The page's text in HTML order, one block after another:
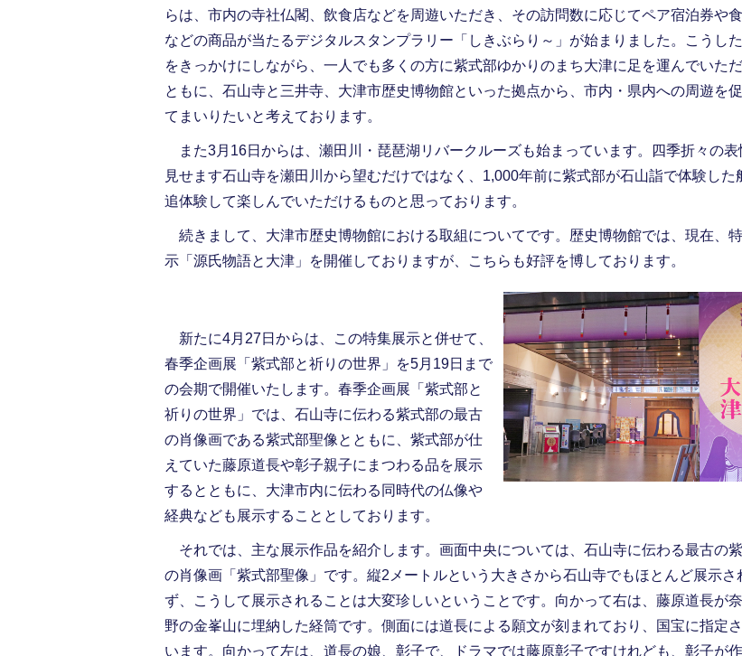
らは、市内の寺社仏閣、飲食店などを周遊いただき、その訪問数に応じてペア宿泊券や
などの商品が当たるデジタルスタンプラリー「しきぶらり～」が始まりました。こうし
をきっかけにしながら、一人でも多くの方に紫式部ゆかりのまち大津に足を運んでいた
ともに、石山寺と三井寺、大津市歴史博物館といった拠点から、市内・県内への周遊を
てまいりたいと考えております。
また3月16日からは、瀬田川・琵琶湖リバークルーズも始まっています。四季折々の表
見せます石山寺を瀬田川から望むだけではなく、1,000年前に紫式部が石山詣で体験した
追体験して楽しんでいただけるものと思っております。
続きまして、大津市歴史博物館における取組についてです。歴史博物館では、現在、
示「源氏物語と大津」を開催しておりますが、こちらも好評を博しております。
新たに4月27日からは、この特集展示と併せて、
春季企画展「紫式部と祈りの世界」を5月19日まで
の会期で開催いたします。春季企画展「紫式部と
祈りの世界」では、石山寺に伝わる紫式部の最古
の肖像画である紫式部聖像とともに、紫式部が仕
えていた藤原道長や彰子親子にまつわる品を展示
するとともに、大津市内に伝わる同時代の仏像や
経典なども展示することとしております。
それでは、主な展示作品を紹介します。画面中央については、石山寺に伝わる最古の
の肖像画「紫式部聖像」です。縦2メートルという大きさから石山寺でもほとんど展示さ
ず、こうして展示されることは大変珍しいということです。向かって右は、藤原道長が
野の金峯山に埋納した経筒です。側面には道長による願文が刻まれており、国宝に指定
います。向かって左は、道長の娘、彰子で、ドラマでは藤原彰子ですけれども、彰子が